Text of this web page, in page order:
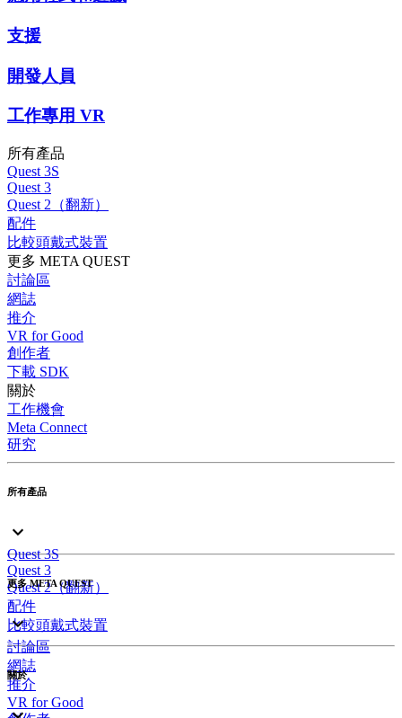
支援
開發人員
工作專用 VR
所有產品
Quest 3S
Quest 3
Quest 2（翻新）
配件
比較頭戴式裝置
更多 META QUEST
討論區
網誌
推介
VR for Good
創作者
下載 SDK
關於
工作機會
Meta Connect
研究
所有產品
Quest 3S
Quest 3
Quest 2（翻新）
配件
比較頭戴式裝置
更多 META QUEST
討論區
網誌
推介
VR for Good
關於